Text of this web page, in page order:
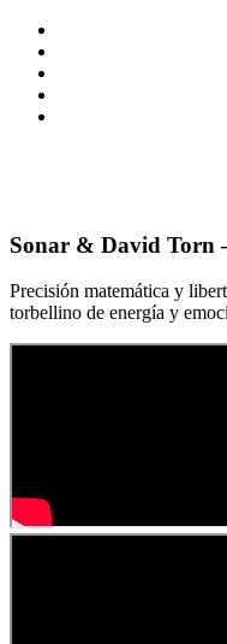
Sonar & David Torn
Precisión matemática y
torbellino de energía y